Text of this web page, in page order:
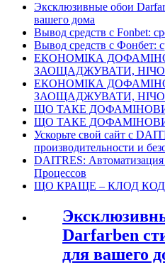
Эксклюзивные обои
вашего дома
Вывод средств с Fonbet:
Вывод средств с Фонбет:
ЕКОНОМІКА
ЗАОЩАДЖУВАТИ,
ЕКОНОМІКА
ЗАОЩАДЖУВАТИ,
ЩО ТАКЕ
ЩО ТАКЕ
Ускорьте свой сайт с
производительности и
DAITRES:
Процессов
ЩО КРАЩЕ – КЛОД
Darfarben
для вашего